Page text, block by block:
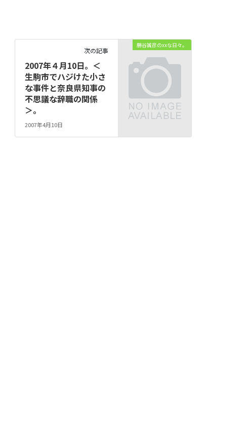
勝谷誠彦のxxな日々。
次の記事
2007年４月10日。＜
生駒市でハジけた小さ
な事件と奈良県知事の
不思議な辞職の関係
＞。
2007年4月10日